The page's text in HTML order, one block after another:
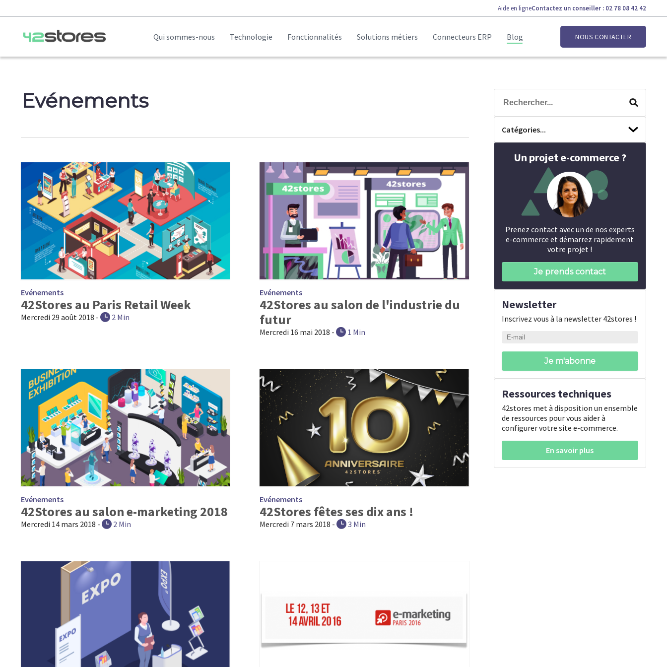
Aide en ligneContactez un conseiller : 02 78 08 42 42
NOUS CONTACTER
Qui sommes-nous Technologie Fonctionnalités Solutions métiers Connecteurs ERP Blog
Evénements
Evénements
42Stores au Paris Retail Week
Mercredi 29 août 2018 - 2 Min
Evénements
42Stores au salon de l'industrie du
futur
Mercredi 16 mai 2018 - 1 Min
Evénements
42Stores au salon e-marketing 2018
Mercredi 14 mars 2018 - 2 Min
Evénements
42Stores fêtes ses dix ans !
Mercredi 7 mars 2018 - 3 Min
Catégories...
Un projet e-commerce ?
Prenez contact avec un de nos experts
e-commerce et démarrez rapidement
votre projet !
Je prends contact
Newsletter
Inscrivez vous à la newsletter 42stores !
Ressources techniques
42stores met à disposition un ensemble
de ressources pour vous aider à
configurer votre site e-commerce.
En savoir plus